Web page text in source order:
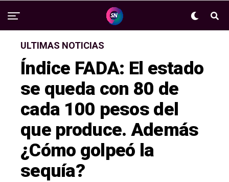
ULTIMAS NOTICIAS
Índice FADA: El estado
se queda con 80 de
cada 100 pesos del
que produce. Además
¿Cómo golpeó la
sequía?